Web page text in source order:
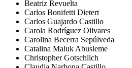
Beatriz Revuelta
Carlos Bonifetti Dietert
Carlos Guajardo Castillo
Carola Rodríguez Olivares
Carolina Becerra Sepúlveda
Catalina Maluk Abusleme
Christopher Gotschlich